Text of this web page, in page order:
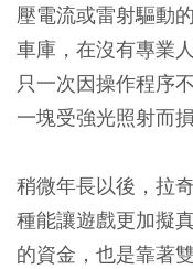
壓電流或雷射驅動
車庫，在沒有專業
只一次因操作程序
一塊受強光照射而
稍微年長以後，拉
種能讓遊戲更加擬
的資金，也是靠著